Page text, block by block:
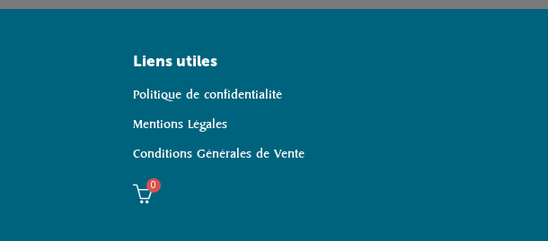
Liens utiles
Politique de confidentialité
Mentions Légales
Conditions Générales de Vente
0